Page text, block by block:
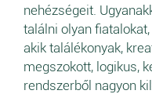
nehézségeit.
találni olyan
akik találékonyak,
megszokott, logikus,
rendszerből nagyon